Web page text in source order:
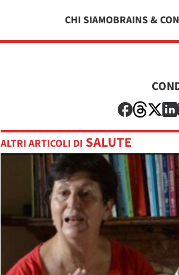
CHI SIAMOBRAINS &
ALTRI ARTICOLI DI SALUTE